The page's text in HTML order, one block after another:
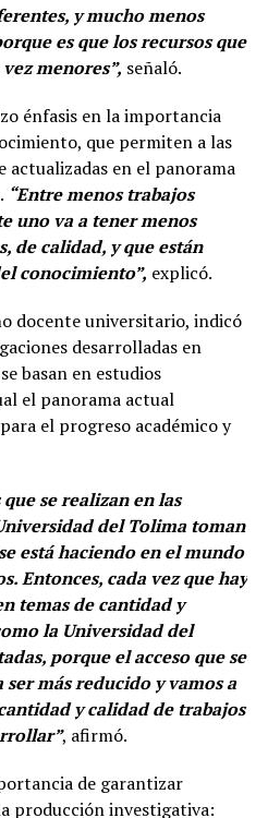
y mucho menos
es que los recursos que
menores”, señaló.
énfasis en la importancia
que permiten a las
actualizadas en el panorama
“Entre menos trabajos
uno va a tener menos
de calidad, y que están
conocimiento”, explicó.
docente universitario, indicó
desarrolladas en
basan en estudios
el panorama actual
el progreso académico y
se realizan en las
del Tolima toman
está haciendo en el mundo
Entonces, cada vez que hay
temas de cantidad y
la Universidad del
porque el acceso que se
ser más reducido y vamos a
y calidad de trabajos
, afirmó.
de garantizar
producción investigativa: